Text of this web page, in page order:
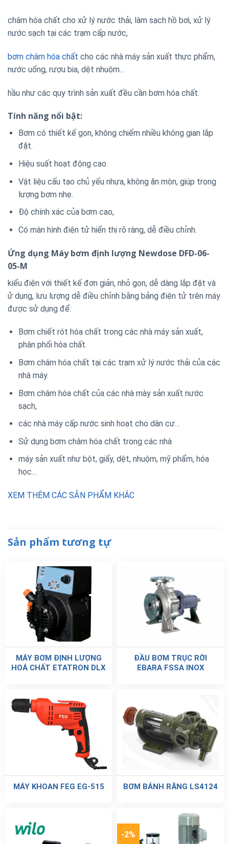
châm hóa chất cho xử lý nước thải, làm sạch hồ bơi, xử lý
nước sạch tại các trạm cấp nước,
bơm châm hóa chất cho các nhà máy sản xuất thực phẩm,
nước uống, rượu bia, dệt nhuộm…
hầu như các quy trình sản xuất đều cần bơm hóa chất.
Tính năng nổi bật:
Bơm có thiết kế gọn, không chiếm nhiều không gian lắp
đặt.
Hiệu suất hoạt động cao.
Vật liệu cấu tạo chủ yếu nhựa, không ăn mòn, giúp trọng
lượng bơm nhẹ.
Độ chính xác của bơm cao,
Có màn hình điện tử hiển thị rõ ràng, dễ điều chỉnh.
Ứng dụng Máy bơm định lượng Newdose DFD-06-
05-M
kiểu điện với thiết kế đơn giản, nhỏ gọn, dễ dàng lắp đặt và
ử dụng, lưu lượng dễ điều chỉnh bằng bảng điện tử trên máy
được sử dụng để:
Bơm chiết rót hóa chất trong các nhà máy sản xuất,
phân phối hóa chất.
Bơm châm hóa chất tại các trạm xử lý nước thải của các
nhà máy.
Bơm châm hóa chất của các nhà mày sản xuất nước
sạch,
các nhà máy cấp nước sinh hoạt cho dân cư…
Sử dụng bơm châm hóa chất trong các nhà
máy sản xuất như bột, giấy, dệt, nhuộm, mỹ phẩm, hóa
học…
XEM THÊM CÁC SẢN PHẨM KHÁC
Sản phẩm tương tự
MÁY BƠM ĐỊNH LƯỢNG
HOÁ CHẤT ETATRON DLX
ĐẦU BƠM TRỤC RỜI
EBARA FSSA INOX
MÁY KHOAN FEG EG-515 BƠM BÁNH RĂNG LS4124
-2%